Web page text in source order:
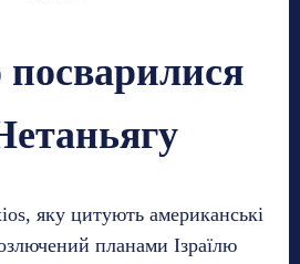
яку цитують американські
планами Ізраїлю